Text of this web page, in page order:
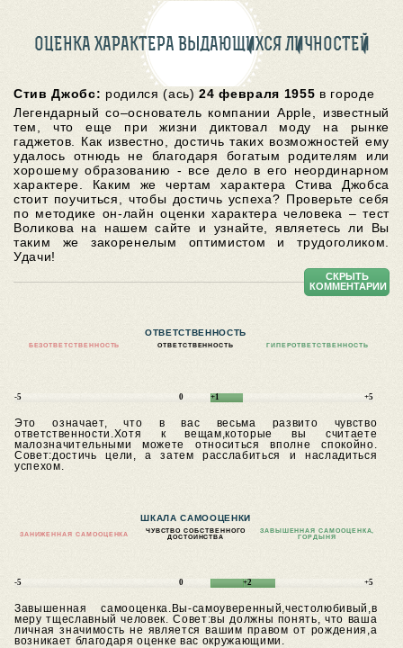
ОЦЕНКА ХАРАКТЕРА ВЫДАЮЩИХСЯ ЛИЧНОСТЕЙ
Стив Джобс: родился (ась)24 февраля 1955 в городе
Легендарный со–основатель компании Apple, известный
тем, что еще при жизни диктовал моду на рынке
гаджетов. Как известно, достичь таких возможностей ему
удалось отнюдь не благодаря богатым родителям или
хорошему образованию - все дело в его неординарном
характере. Каким же чертам характера Стива Джобса
стоит поучиться, чтобы достичь успеха? Проверьте себя
по методике он-лайн оценки характера человека – тест
Воликова на нашем сайте и узнайте, являетесь ли Вы
таким же закоренелым оптимистом и трудоголиком.
Удачи!
СКРЫТЬ
КОММЕНТАРИИ
ОТВЕТСТВЕННОСТЬ
БЕЗОТВЕТСТВЕННОСТЬ ОТВЕТСТВЕННОСТЬ ГИПЕРОТВЕТСТВЕННОСТЬ
-5 0 +1 +5
Это означает, что в вас весьма развито чувство
ответственности.Хотя к вещам,которые вы считаете
малозначительными можете относиться вполне спокойно.
Совет:достичь цели, а затем расслабиться и насладиться
успехом.
ШКАЛА САМООЦЕНКИ
ЗАНИЖЕННАЯ САМООЦЕНКА
ЧУВСТВО СОБСТВЕННОГО
ДОСТОИНСТВА
ЗАВЫШЕННАЯ САМООЦЕНКА,
ГОРДЫНЯ
-5 0 +2 +5
Завышенная самооценка.Вы-самоуверенный,честолюбивый,в
меру тщеславный человек.Совет:вы должны понять, что ваша
личная значимость не является вашим правом от рождения,а
возникает благодаря оценке вас окружающими.